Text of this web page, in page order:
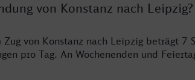
von Konstanz nach Leipzig?
von Konstanz nach Leipzig beträgt 7
pro Tag. An Wochenenden und